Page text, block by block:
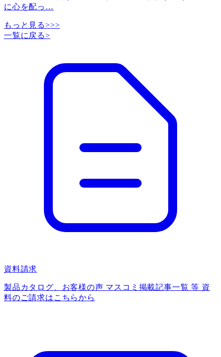
に心を配っ …
もっと見る>>>
一覧に戻る>
資料請求
製品カタログ、お客様の声 マスコミ掲載記事一覧 等 資
料のご請求はこちらから